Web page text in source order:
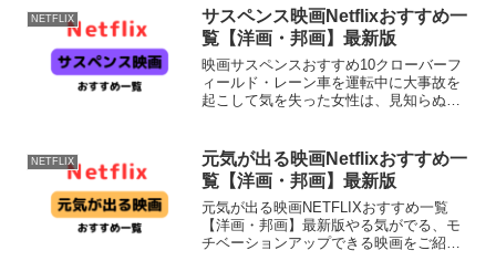
ィークエンドアウェイ』Netflix公式海外
で親友が行方不...
NETFLIX
サスペンス映画Netflixおすすめ一
覧【洋画・邦画】最新版
映画サスペンスおすすめ10クローバーフ
ィールド・レーン車を運転中に大事故を
起こして気を失った女性は、見知らぬ地
生して外の世界は壊滅状態だというのだ
が…。『10クローバー...
NETFLIX
元気が出る映画Netflixおすすめ一
覧【洋画・邦画】最新版
元気が出る映画NETFLIXおすすめ一覧
【洋画・邦画】最新版やる気がでる、モ
チベーションアップできる映画をご紹介